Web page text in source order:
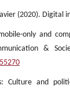
(2020). Digital
only and
&
Culture and